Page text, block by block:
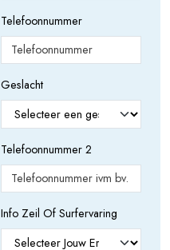
Telefoonnummer
Geslacht
Telefoonnummer 2
Info Zeil Of Surfervaring